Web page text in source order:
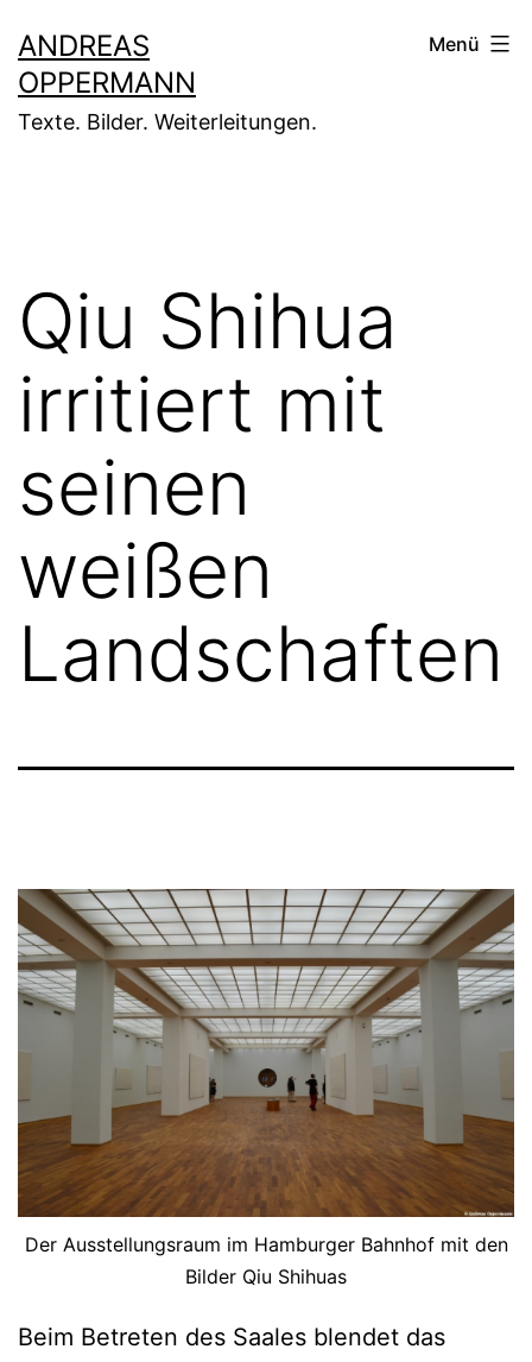
Inhalt
springen
ANDREAS
OPPERMANN
Texte. Bilder. Weiterleitungen.
Menü
Qiu Shihua
irritiert mit
seinen
weißen
Landschaften
Der Ausstellungsraum im Hamburger Bahnhof mit den
Bilder Qiu Shihuas
Beim Betreten des Saales blendet das